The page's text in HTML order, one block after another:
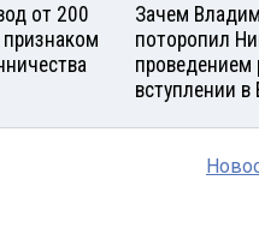
от 200
Зачем
поторопил
проведением
вступлении в